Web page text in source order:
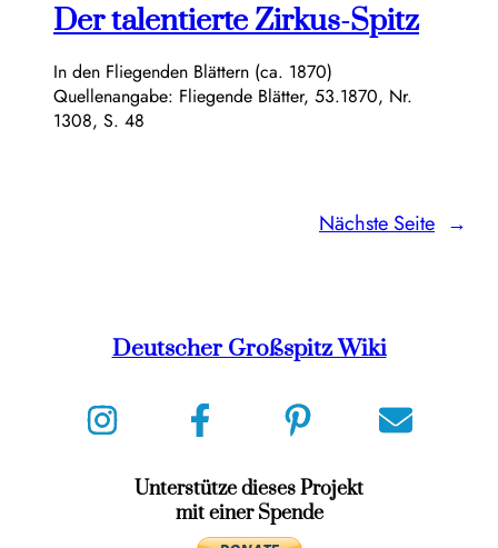
Der talentierte Zirkus-Spitz
In den Fliegenden Blättern (ca. 1870)
Quellenangabe: Fliegende Blätter, 53.1870, Nr.
1308, S. 48
Nächste Seite →
Deutscher Großspitz Wiki
Unterstütze dieses Projekt
mit einer Spende